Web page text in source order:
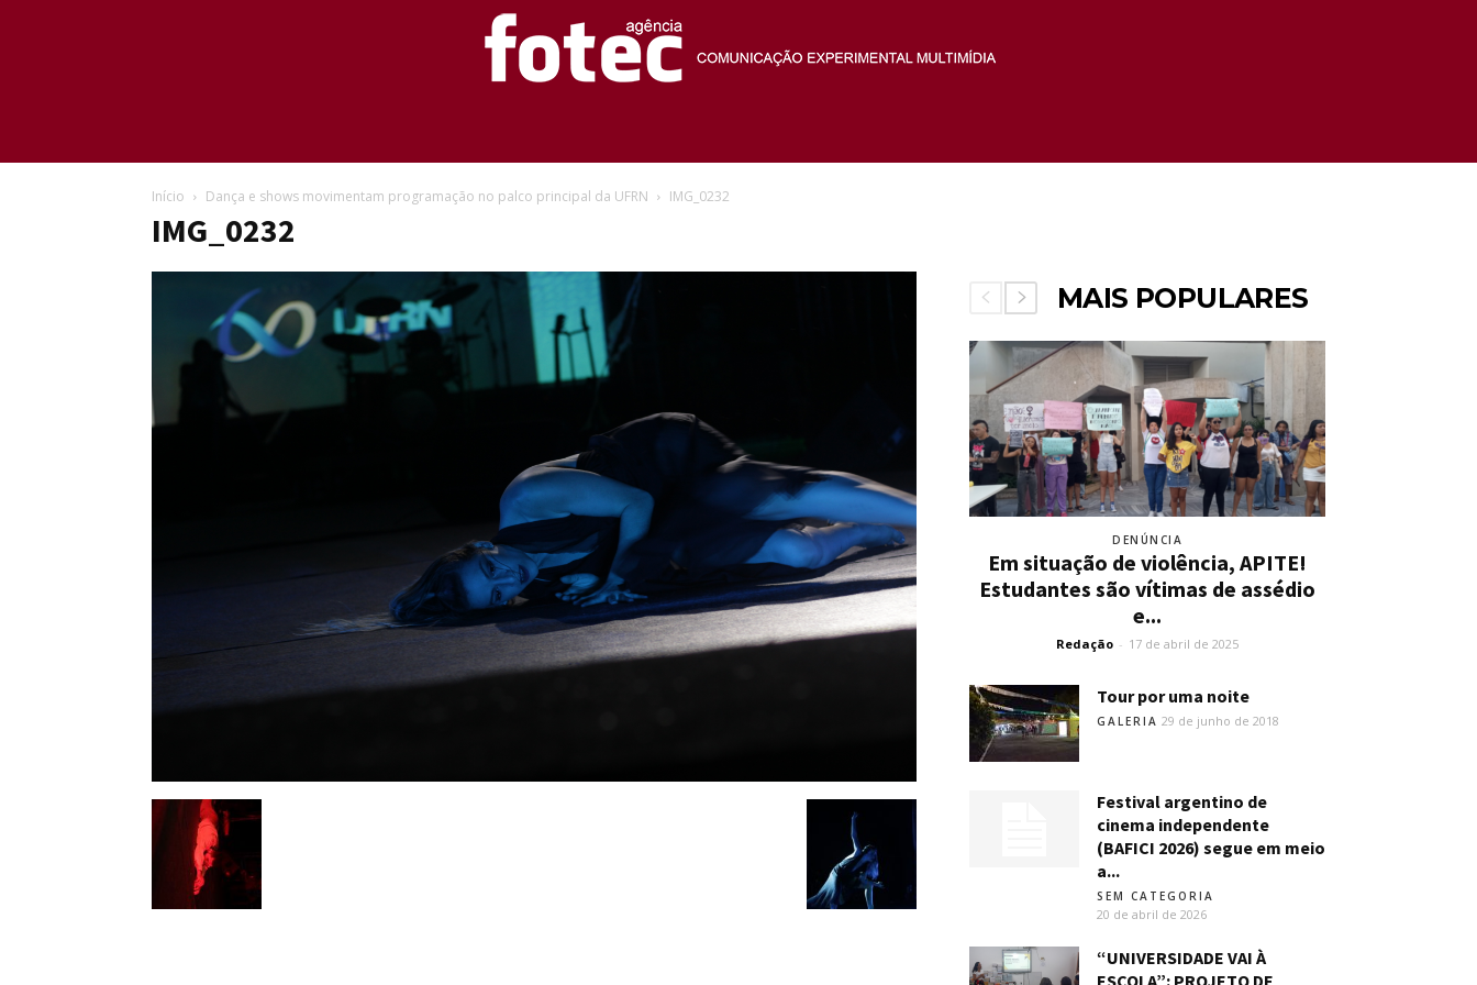
Início Dança e shows movimentam programação no palco principal da UFRN IMG_0232
IMG_0232
MAIS POPULARES
DENÚNCIA
Em situação de violência, APITE!
Estudantes são vítimas de assédio
e...
Redação - 17 de abril de 2025
Tour por uma noite
GALERIA 29 de junho de 2018
Festival argentino de
cinema independente
(BAFICI 2026) segue em meio
a...
SEM CATEGORIA
20 de abril de 2026
“UNIVERSIDADE VAI À
ESCOLA”: PROJETO DE